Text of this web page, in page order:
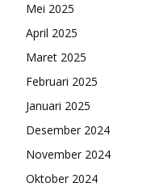
Mei 2025
April 2025
Maret 2025
Februari 2025
Januari 2025
Desember 2024
November 2024
Oktober 2024